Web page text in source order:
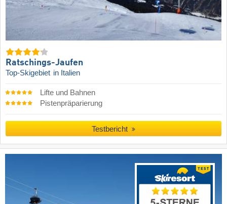
Ratschings-Jaufen
Top-Skigebiet in Italien
Lifte und Bahnen
Pistenpräparierung
Testbericht